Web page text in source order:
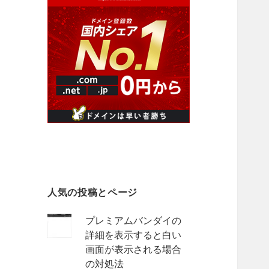
人気の投稿とページ
プレミアムバンダイの
詳細を表示すると白い
画面が表示される場合
の対処法